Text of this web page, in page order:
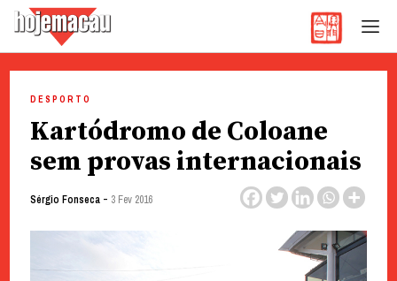
content
DESPORTO
Kartódromo de Coloane
sem provas internacionais
Sérgio Fonseca- 3 Fev 2016